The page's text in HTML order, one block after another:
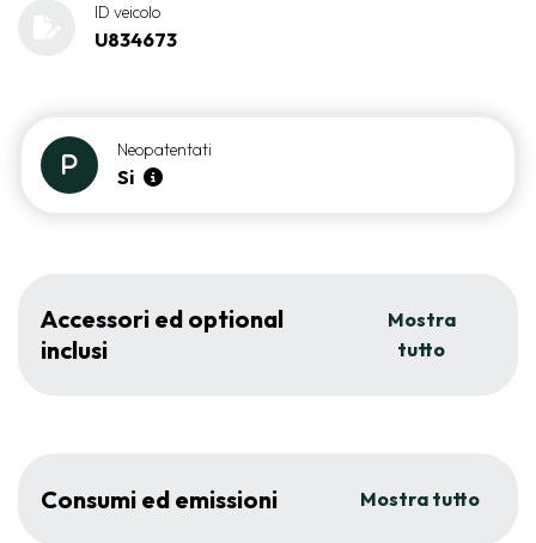
ID veicolo
U834673
Neopatentati
Si
Accessori ed optional
inclusi
Mostra
tutto
Consumi ed emissioni Mostra tutto